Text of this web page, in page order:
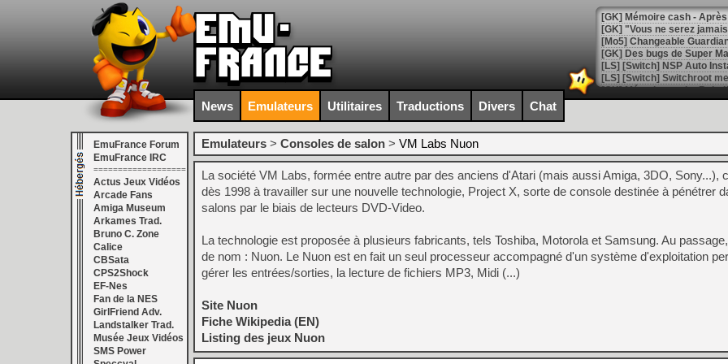
[GK] Mémoire cash -
[GK] "Vous ne serez
[Mo5] Changeable
[GK] Des bugs de Super
[LS] [Switch] NSP Auto
[GK] La saga horrifique
[GK] Le portage de Super
[Mo5] Le jeu de course
[GK] Guillermo del Toro
[LTF] Eté 2026 - Séquence 6
[GK] Mistfall Hunter : déjà
[GK] Wo Long 2 évolue
[GK] Crossfire : un TPS à
[LS] [PS5] Premiers
News Emulateurs Utilitaires Traductions Divers Chat
EmuFrance Forum
EmuFrance IRC
===================
Actus Jeux Vidéos
Arcade Fans
Amiga Museum
Arkames Trad.
Bruno C. Zone
Calice
CBSata
CPS2Shock
EF-Nes
Fan de la NES
GirlFriend Adv.
Landstalker Trad.
Musée Jeux Vidéos
SMS Power
Emulateurs > Consoles de salon > VM Labs Nuon
La société VM Labs, formée entre autre par des anciens d'Atari (mais aussi Amiga, 3DO, Sony...),
dès 1998 à travailler sur une nouvelle technologie, Project X, sorte de console destinée à pénétrer
salons par le biais de lecteurs DVD-Video.
La technologie est proposée à plusieurs fabricants, tels Toshiba, Motorola et Samsung. Au
de nom : Nuon. Le Nuon est en fait un seul processeur accompagné d'un système d'exploitation
gérer les entrées/sorties, la lecture de fichiers MP3, Midi (...)
Site Nuon
Fiche Wikipedia (EN)
Listing des jeux Nuon